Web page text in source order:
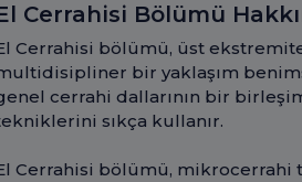
Cerrahisi Bölümü
Cerrahisi bölümü, üst
bir yaklaşım
cerrahi dallarının bir
sıkça kullanır.
Cerrahisi bölümü,